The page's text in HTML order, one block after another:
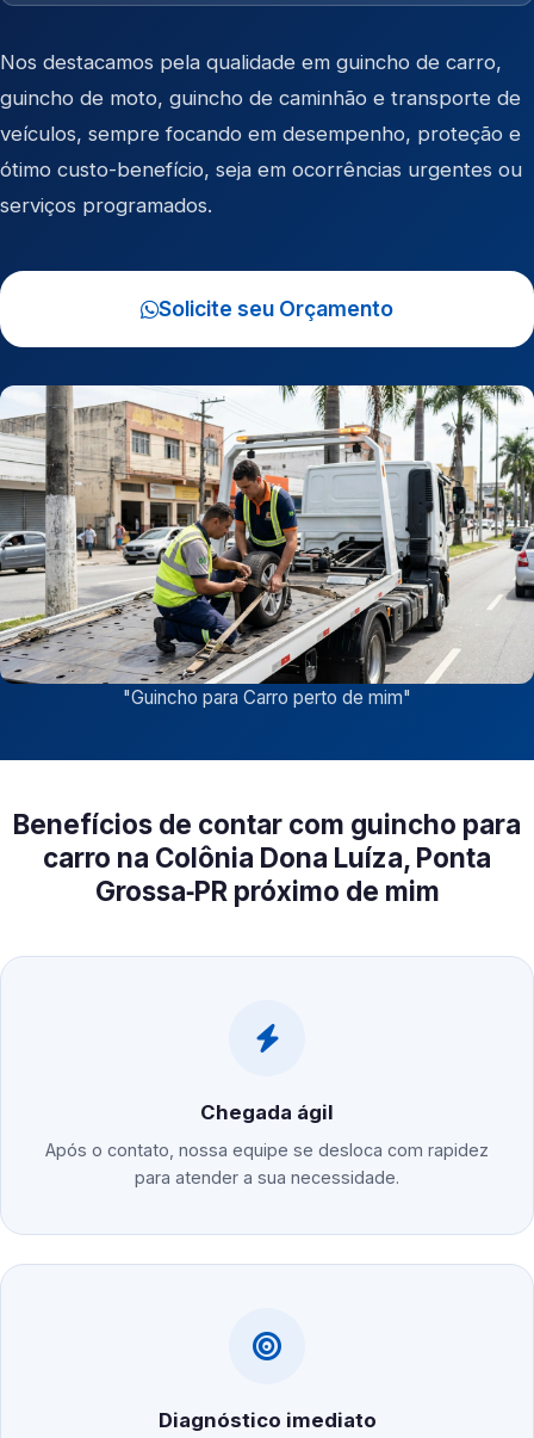
Nos destacamos pela qualidade em guincho de carro,
guincho de moto, guincho de caminhão e transporte de
veículos, sempre focando em desempenho, proteção e
ótimo custo-benefício, seja em ocorrências urgentes ou
serviços programados.
Solicite seu Orçamento
"Guincho para Carro perto de mim"
Benefícios de contar com guincho para
carro na Colônia Dona Luíza, Ponta
Grossa‑PR próximo de mim
Chegada ágil
Após o contato, nossa equipe se desloca com rapidez
para atender a sua necessidade.
Diagnóstico imediato